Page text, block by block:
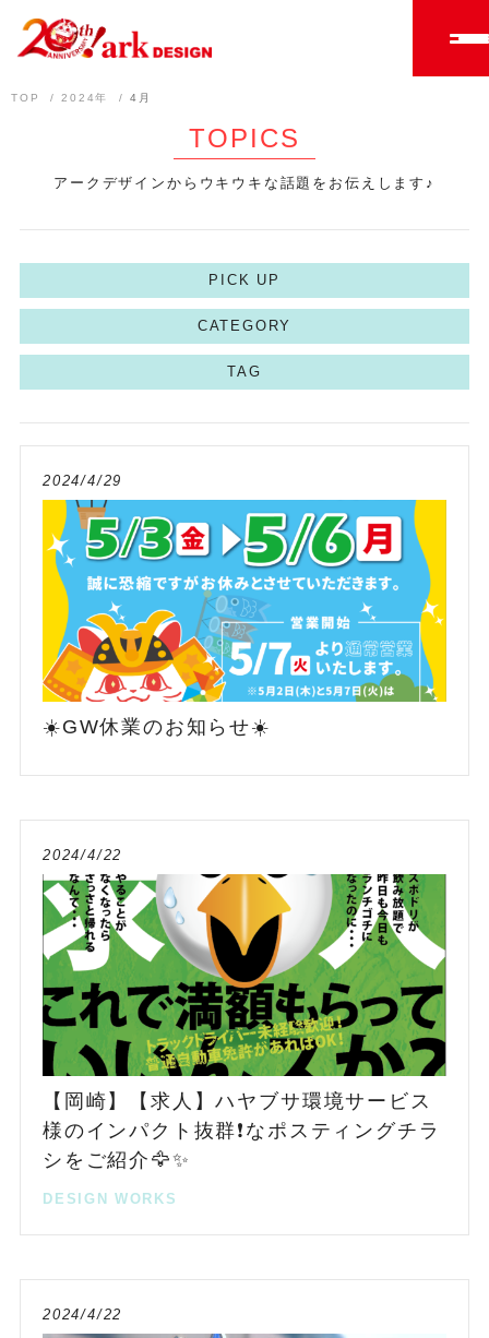
TOP 2024年 4月
TOPICS
アークデザインからウキウキな話題をお伝えします♪
PICK UP
CATEGORY
TAG
2024/4/29
☀️GW休業のお知らせ☀️
2024/4/22
【岡崎】【求人】ハヤブサ環境サービス
様のインパクト抜群❗️なポスティングチラ
シをご紹介🦅✨
DESIGN WORKS
2024/4/22